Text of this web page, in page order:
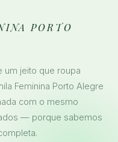
PORTO
um jeito que roupa
Feminina Porto Alegre
com o mesmo
— porque sabemos